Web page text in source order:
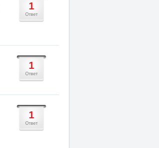
1
Ответ
1
Ответ
1
Ответ